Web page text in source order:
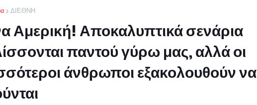
ΔΙΕΘΝΗ
Αμερική! Αποκαλυπτικά σενάρια
παντού γύρω μας, αλλά οι
άνθρωποι εξακολουθούν να